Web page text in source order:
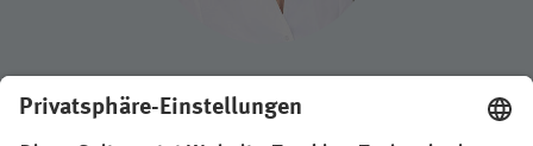
Valentina Reichmann